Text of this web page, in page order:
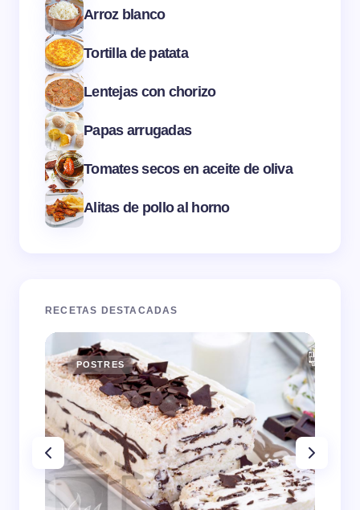
Arroz blanco
Tortilla de patata
Lentejas con chorizo
Papas arrugadas
Tomates secos en aceite de oliva
Alitas de pollo al horno
RECETAS DESTACADAS
POSTRES